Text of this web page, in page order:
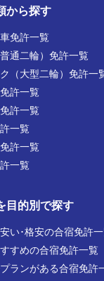
から探す
免許一覧
通二輪）免許一覧
（大型二輪）免許一
許一覧
許一覧
一覧
許一覧
一覧
目的別で探す
い･格安の合宿免許
すめの合宿免許一覧
ランがある合宿免許